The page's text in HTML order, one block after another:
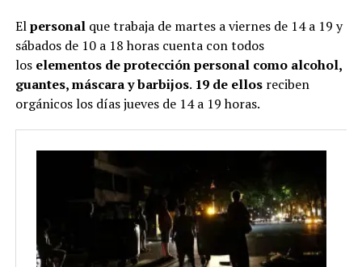
Elpersonalque trabaja de martes a viernes de 14 a 19 y
sábados de 10 a 18 horas cuenta con todos
los elementos de protección personal como alcohol,
guantes, máscara y barbijos. 19 de ellosreciben
orgánicos los días jueves de 14 a 19 horas.